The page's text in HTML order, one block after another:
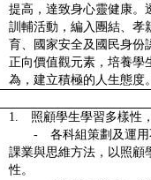
提高，達致身心靈健康。
訓輔活動，編入團結、孝
育、國家安全及國民身份
正向價值觀元素，培養學
為，建立積極的人生態度。
1. 照顧學生學習多樣性
- 各科組策劃及運用不
課業與思維方法，以照顧
性。